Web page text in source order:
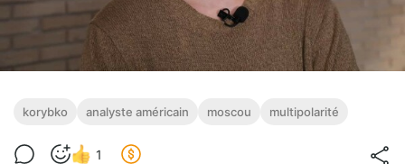
korybko analyste américain moscou multipolarité
1